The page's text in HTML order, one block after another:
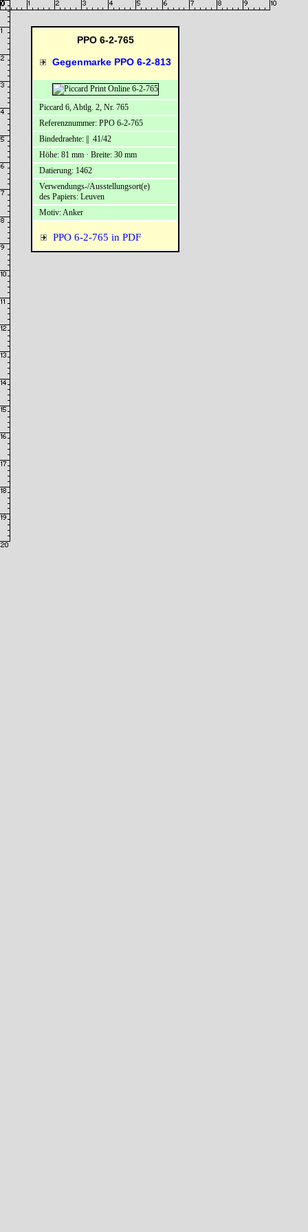
PPO 6-2-765
Gegenmarke PPO 6-2-813
PPO 6-2-765 in PDF
Piccard 6, Abtlg. 2, Nr. 765
Referenznummer: PPO 6-2-765
Bindedraehte: || 41/42
Höhe: 81 mm · Breite: 30 mm
Datierung: 1462
Verwendungs-/Ausstellungsort(e)
des Papiers: Leuven
Motiv: Anker